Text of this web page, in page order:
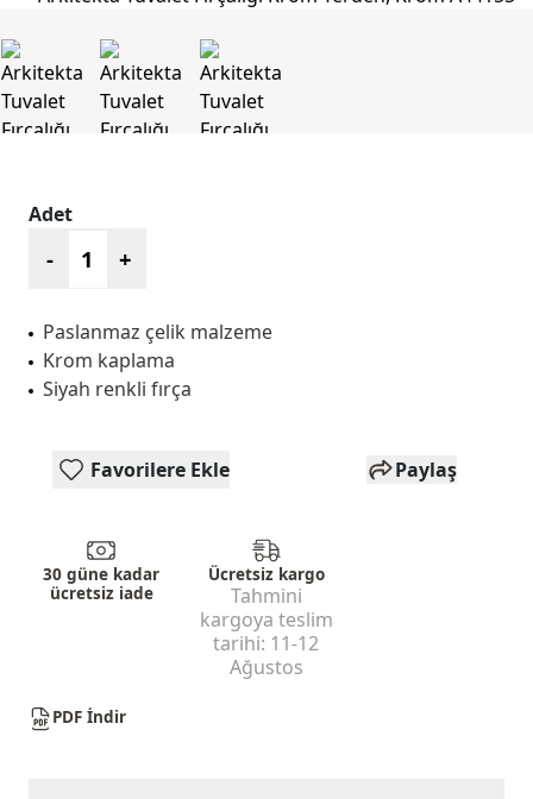
Adet
- +
Paslanmaz çelik malzeme
Krom kaplama
Siyah renkli fırça
Favorilere Ekle Paylaş
30 güne kadar
ücretsiz iade
Ücretsiz kargo
Tahmini
kargoya teslim
tarihi: 11-12
Ağustos
PDF İndir